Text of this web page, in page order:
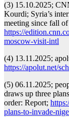
(3) 15.10.2025;
Kourdi; Syria’s
meeting since fall
https://
moscow-visit-intl
(4) 13.11.2025;
https://apolut.net/
(5) 06.11.2025;
draws up three
order: Report;
plans-to-invade-